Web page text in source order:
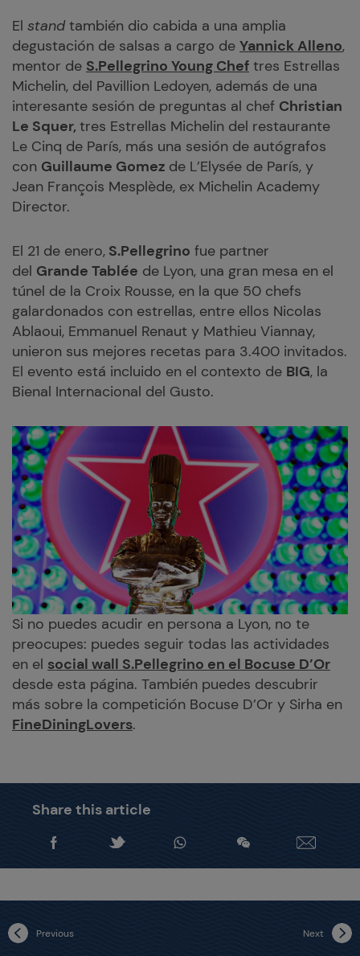
El standtambién dio cabida a una amplia
degustación de salsas a cargo de Yannick Alleno,
mentor de S.Pellegrino Young Chef tres Estrellas
Michelin, del Pavillion Ledoyen, además de una
interesante sesión de preguntas al chef Christian
Le Squer,tres Estrellas Michelin del restaurante
Le Cinq de París, más una sesión de autógrafos
con Guillaume Gomez de L’Elysée de París, y
Jean François Mesplède, ex Michelin Academy
Director.
El 21 de enero, S.Pellegrino fue partner
del Grande Tablée de Lyon, una gran mesa en el
túnel de la Croix Rousse, en la que 50 chefs
galardonados con estrellas, entre ellos Nicolas
Ablaoui, Emmanuel Renaut y Mathieu Viannay,
unieron sus mejores recetas para 3.400 invitados.
El evento está incluido en el contexto de BIG, la
Bienal Internacional del Gusto.
Si no puedes acudir en persona a Lyon, no te
preocupes: puedes seguir todas las actividades
en el social wall S.Pellegrino en el Bocuse D’Or
desde esta página. También puedes descubrir
más sobre la competición Bocuse D’Or y Sirha en
FineDiningLovers.
Share this article
Previous Next